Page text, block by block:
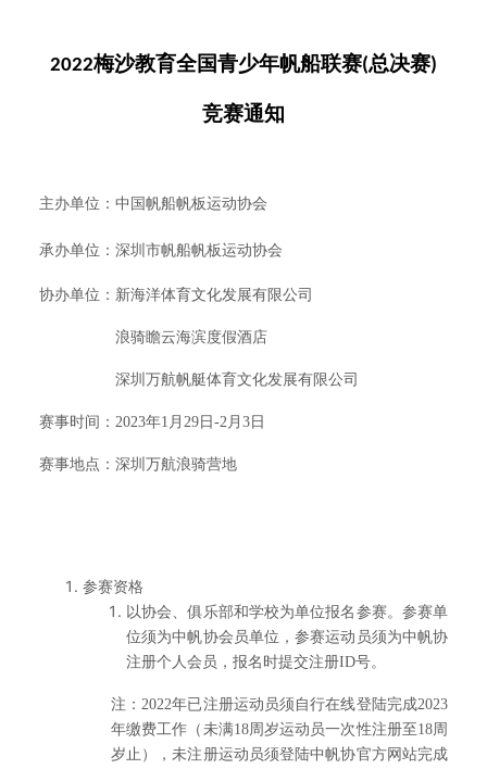
2022梅沙教育全国青少年帆船联赛(总决赛)
竞赛通知
主办单位：中国帆船帆板运动协会
承办单位：深圳市帆船帆板运动协会
协办单位： 新海洋体育文化发展有限公司
浪骑瞻云海滨度假酒店
深圳 万航帆艇体育文化发展有限公司
赛事时间：2023年1月29日-2月3日
赛事地点：深圳万航浪骑营地
参赛资格
以协会、俱乐部和学校为单位报名参赛。参赛单
位须为中帆协会员单位，参赛运动员须为中帆协
注册个人会员，报名时提交注册ID号。
注：2022年已注册运动员须自行在线登陆完成2023
年缴费工作（未满18周岁运动员一次性注册至18周
岁止），未注册运动员须登陆中帆协官方网站完成